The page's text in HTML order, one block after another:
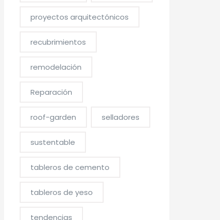
proyectos arquitectónicos
recubrimientos
remodelación
Reparación
roof-garden selladores
sustentable
tableros de cemento
tableros de yeso
tendencias